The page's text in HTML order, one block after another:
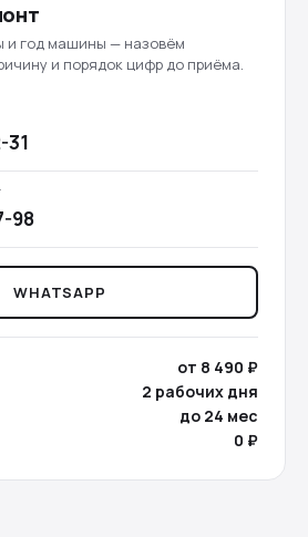
год машины — назовём
и порядок цифр до приёма.
31
98
WHATSAPP
от 8 490 ₽
2 рабочих дня
до 24 мес
0 ₽